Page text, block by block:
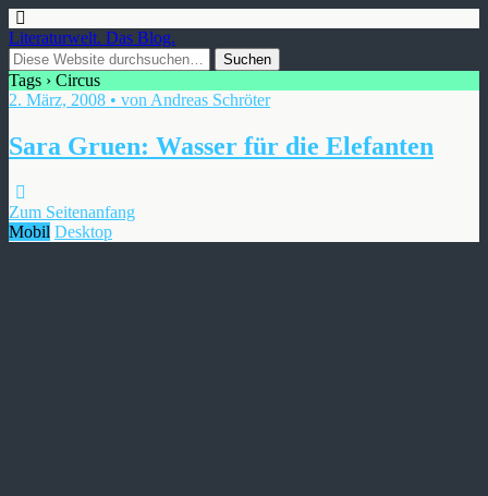
Literaturwelt. Das Blog.
Tags › Circus
2. März, 2008 • von Andreas Schröter
Sara Gruen: Wasser für die Elefanten
Zum Seitenanfang
Mobil Desktop